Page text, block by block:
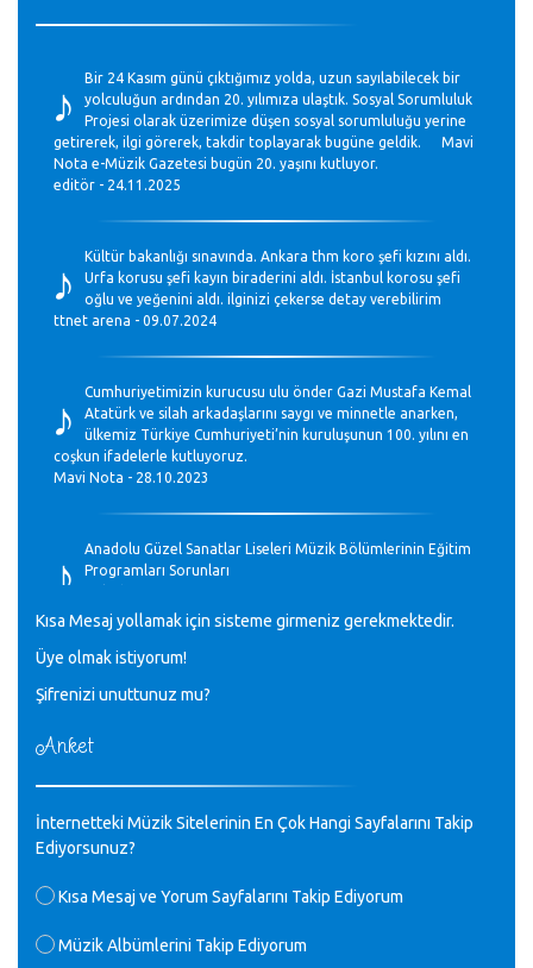
♪
Bir 24 Kasım günü çıktığımız yolda, uzun sayılabilecek bir
yolculuğun ardından 20. yılımıza ulaştık. Sosyal Sorumluluk
Projesi olarak üzerimize düşen sosyal sorumluluğu yerine
getirerek, ilgi görerek, takdir toplayarak bugüne geldik. Mavi
Nota e-Müzik Gazetesi bugün 20. yaşını kutluyor.
editör - 24.11.2025
♪
Kültür bakanlığı sınavında. Ankara thm koro şefi kızını aldı.
Urfa korusu şefi kayın biraderini aldı. İstanbul korosu şefi
oğlu ve yeğenini aldı. ilginizi çekerse detay verebilirim
ttnet arena - 09.07.2024
♪
Cumhuriyetimizin kurucusu ulu önder Gazi Mustafa Kemal
Atatürk ve silah arkadaşlarını saygı ve minnetle anarken,
ülkemiz Türkiye Cumhuriyeti’nin kuruluşunun 100. yılını en
coşkun ifadelerle kutluyoruz.
Mavi Nota - 28.10.2023
♪
Anadolu Güzel Sanatlar Liseleri Müzik Bölümlerinin Eğitim
Programları Sorunları
♪
GEÇMİŞ OLSUN TÜRKİYE!
Mavi Nota - 07.02.2023
♪
30 yıl sonra karşılaşmak çok güzel Kurtuluş, teveccüh
M.Semih Baylan - 08.01.2023
♪
Değerli Müfit hocama en içten sevgi saygılarımı iletin
yaptım.1994 yılında derginin bu daldaki ödülüne layık
görülmüştüm evde yıllar sonra plaketi buldum hadi bir
Kısa Mesaj yollamak için sisteme girmeniz gerekmektedir.
Üye olmak istiyorum!
Şifrenizi unuttunuz mu?
Anket
İnternetteki Müzik Sitelerinin En Çok Hangi Sayfalarını Takip
Ediyorsunuz?
Kısa Mesaj ve Yorum Sayfalarını Takip Ediyorum
Müzik Albümlerini Takip Ediyorum